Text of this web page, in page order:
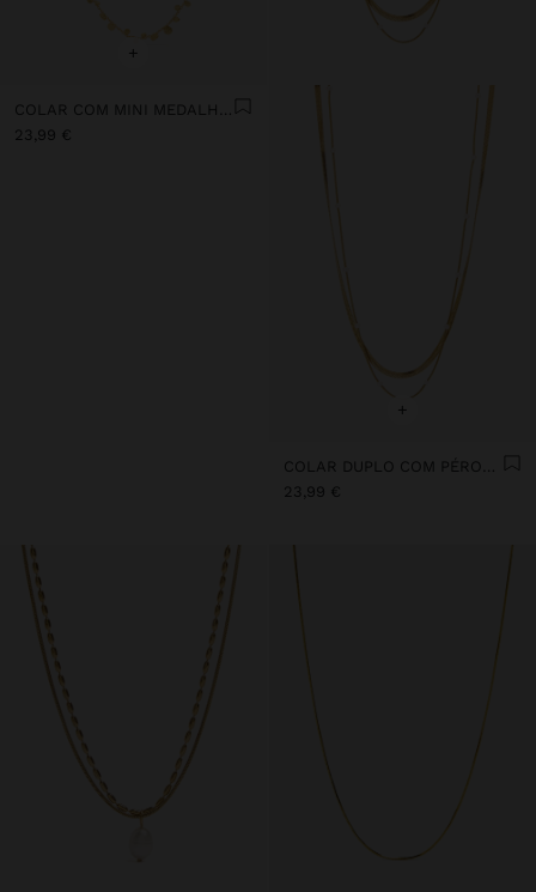
+
COLAR COM MINI MEDALHAS BANHO DE OURO 18K
23,99 €
+
COLAR DUPLO COM PÉROLAS - AÇO INOXIDÁVEL
23,99 €